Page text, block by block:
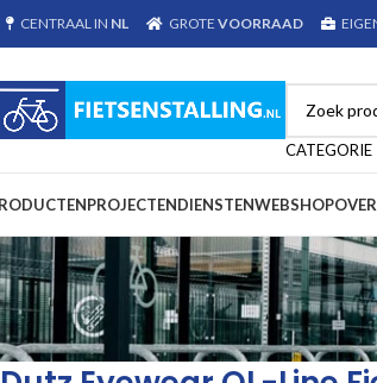
CENTRAAL IN NL GROTE VOORRAAD
CATEGORIE
PROJECTENDIENSTENWEBSHOP